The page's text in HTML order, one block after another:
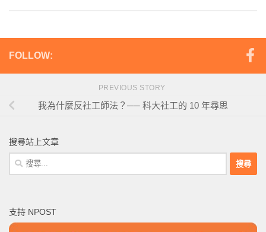
FOLLOW:
PREVIOUS STORY
我為什麼反社工師法？── 科大社工的 10 年尋思
搜尋站上文章
搜
尋
字:
支持 NPOST